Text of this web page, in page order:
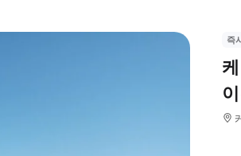
즉